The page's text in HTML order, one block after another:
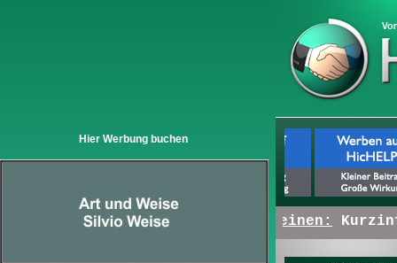
Hier Werbung buchen
+ + +Hier erscheinen:Kurzinfos